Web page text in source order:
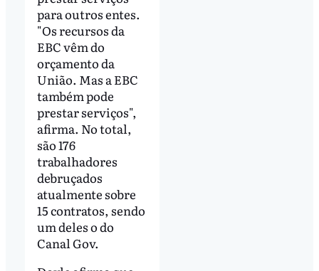
para outros entes.
"Os recursos da
EBC vêm do
orçamento da
União. Mas a EBC
também pode
prestar serviços",
afirma. No total,
são 176
trabalhadores
debruçados
atualmente sobre
15 contratos, sendo
um deles o do
Canal Gov.